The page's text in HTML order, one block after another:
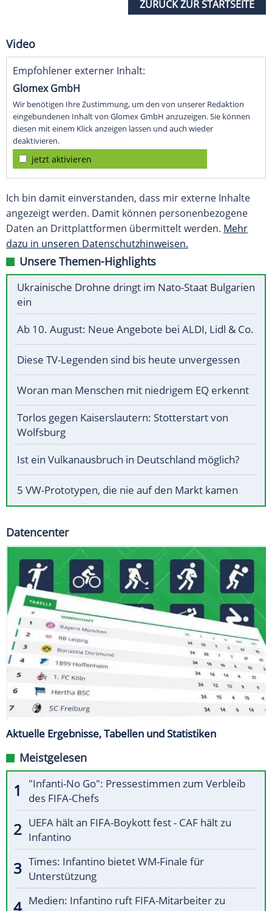
ZURÜCK ZUR STARTSEITE
Video
Empfohlener externer Inhalt:
Glomex GmbH
Wir benötigen Ihre Zustimmung, um den von unserer Redaktion
eingebundenen Inhalt von Glomex GmbH anzuzeigen. Sie können
diesen mit einem Klick anzeigen lassen und auch wieder
deaktivieren.
jetzt aktivieren
Ich bin damit einverstanden, dass mir externe Inhalte
angezeigt werden. Damit können personenbezogene
Daten an Drittplattformen übermittelt werden. Mehr
dazu in unseren Datenschutzhinweisen.
Unsere Themen-Highlights
Ukrainische Drohne dringt im Nato-Staat Bulgarien
ein
Ab 10. August: Neue Angebote bei ALDI, Lidl & Co.
Diese TV-Legenden sind bis heute unvergessen
Woran man Menschen mit niedrigem EQ erkennt
Torlos gegen Kaiserslautern: Stotterstart von
Wolfsburg
Ist ein Vulkanausbruch in Deutschland möglich?
5 VW-Prototypen, die nie auf den Markt kamen
Datencenter
Aktuelle Ergebnisse, Tabellen und Statistiken
Meistgelesen
"Infanti-No Go": Pressestimmen zum Verbleib
des FIFA-Chefs
UEFA hält an FIFA-Boykott fest - CAF hält zu
Infantino
Times: Infantino bietet WM-Finale für
Unterstützung
Medien: Infantino ruft FIFA-Mitarbeiter zu